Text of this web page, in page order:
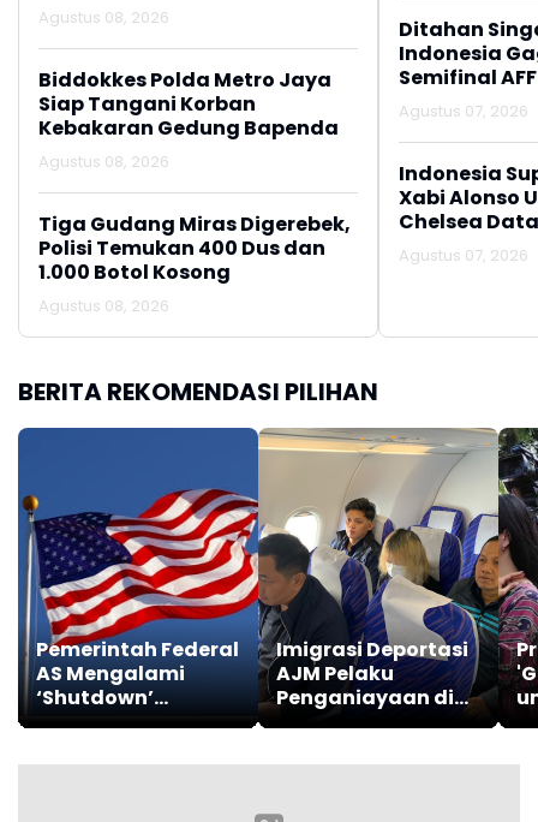
Agustus 08, 2026
Biddokkes Polda Metro Jaya
Siap Tangani Korban
Kebakaran Gedung Bapenda
Agustus 08, 2026
Tiga Gudang Miras Digerebek,
Polisi Temukan 400 Dus dan
1.000 Botol Kosong
Agustus 08, 2026
Ditahan
Indonesia
Semifinal
Agustus 07, 2026
Indonesia
Xabi Alonso
Chelsea
Agustus 07, 2026
BERITA REKOMENDASI PILIHAN
Pemerintah Federal
AS Mengalami
‘Shutdown’
Sebagian
Imigrasi Deportasi
AJM Pelaku
Penganiayaan di
Bali